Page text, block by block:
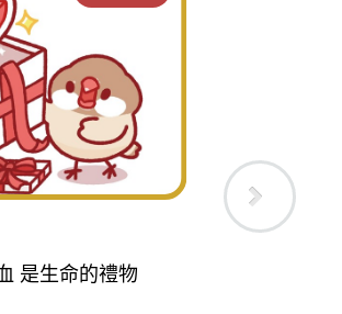
中元冥陽法會
2026-05-22